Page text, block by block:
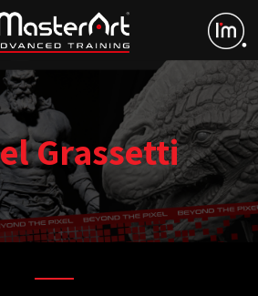
Grassetti